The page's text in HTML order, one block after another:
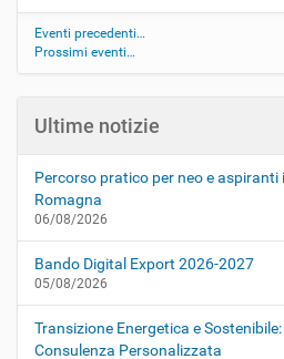
Eventi precedenti…
Prossimi eventi…
Ultime notizie
Percorso pratico per neo e
Romagna
06/08/2026
Bando Digital Export 2026-2027
05/08/2026
Transizione Energetica e
Consulenza Personalizzata